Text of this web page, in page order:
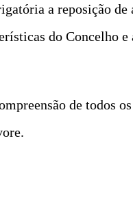
a reposição
do Concelho
de todos